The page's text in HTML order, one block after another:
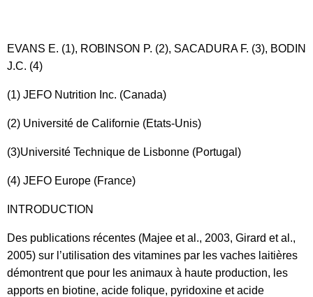
EVANS E. (1), ROBINSON P. (2), SACADURA F. (3), BODIN
J.C. (4)
(1) JEFO Nutrition Inc. (Canada)
(2) Université de Californie (Etats-Unis)
(3)Université Technique de Lisbonne (Portugal)
(4) JEFO Europe (France)
INTRODUCTION
Des publications récentes (Majee et al., 2003, Girard et al.,
2005) sur l’utilisation des vitamines par les vaches laitières
démontrent que pour les animaux à haute production, les
apports en biotine, acide folique, pyridoxine et acide